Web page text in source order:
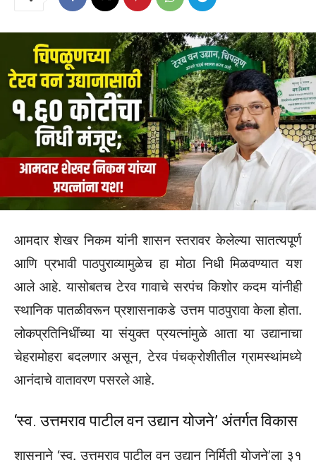
आमदार शेखर निकम यांनी शासन स्तरावर केलेल्या सातत्यपूर्ण
आणि प्रभावी पाठपुराव्यामुळेच हा मोठा निधी मिळवण्यात यश
आले आहे. यासोबतच टेरव गावाचे सरपंच किशोर कदम यांनीही
स्थानिक पातळीवरून प्रशासनाकडे उत्तम पाठपुरावा केला होता.
लोकप्रतिनिधींच्या या संयुक्त प्रयत्नांमुळे आता या उद्यानाचा
चेहरामोहरा बदलणार असून, टेरव पंचक्रोशीतील ग्रामस्थांमध्ये
आनंदाचे वातावरण पसरले आहे.
‘स्व. उत्तमराव पाटील वन उद्यान योजने’ अंतर्गत विकास
शासनाने ‘स्व. उत्तमराव पाटील वन उद्यान निर्मिती योजने’ला ३१